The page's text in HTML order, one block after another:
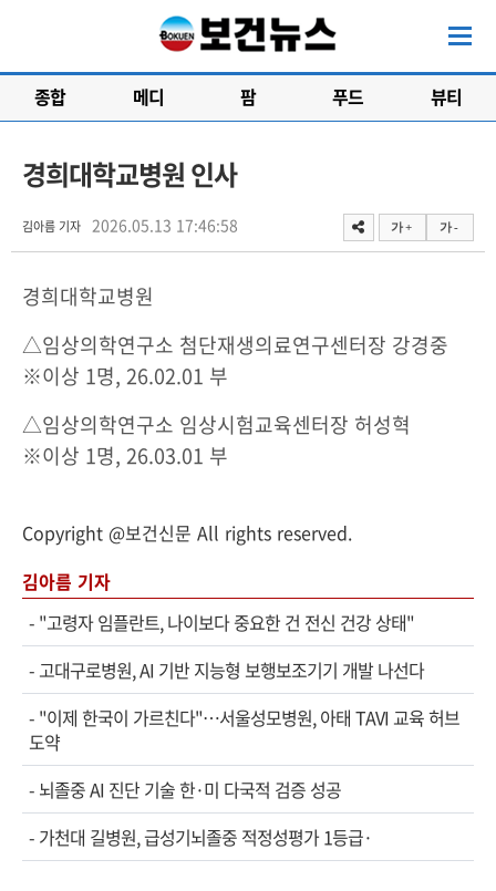
종합 메디 팜 푸드 뷰티
경희대학교병원 인사
김아름 기자 2026.05.13 17:46:58 가 + 가 -
경희대학교병원
△임상의학연구소 첨단재생의료연구센터장 강경중
※이상 1명, 26.02.01 부
△임상의학연구소 임상시험교육센터장 허성혁
※이상 1명, 26.03.01 부
Copyright @보건신문 All rights reserved.
김아름 기자
- "고령자 임플란트, 나이보다 중요한 건 전신 건강 상태"
- 고대구로병원, AI 기반 지능형 보행보조기기 개발 나선다
- "이제 한국이 가르친다"…서울성모병원, 아태 TAVI 교육 허브
도약
- 뇌졸중 AI 진단 기술 한·미 다국적 검증 성공
- 가천대 길병원, 급성기뇌졸중 적정성평가 1등급·